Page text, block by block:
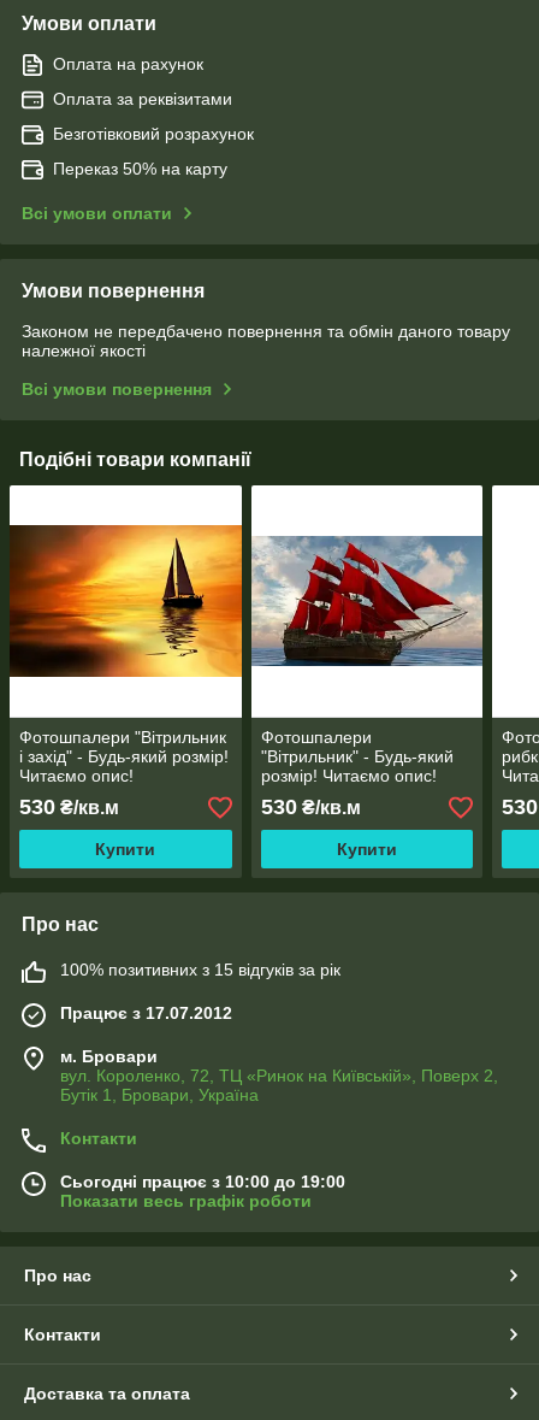
Умови оплати
Оплата на рахунок
Оплата за реквізитами
Безготівковий розрахунок
Переказ 50% на карту
Всі умови оплати
Умови повернення
Законом не передбачено повернення та обмін даного товару
належної якості
Всі умови повернення
Подібні товари компанії
Фотошпалери "Вітрильник
і захід" - Будь-який розмір!
Читаємо опис!
530 ₴/кв.м
Купити
Фотошпалери
"Вітрильник" - Будь-який
розмір! Читаємо опис!
530₴/кв.м
Купити
530
Про нас
100% позитивних з 15 відгуків за рік
Працює з 17.07.2012
м. Бровари
вул. Короленко, 72, ТЦ «Ринок на Київській», Поверх 2,
Бутік 1, Бровари, Україна
Контакти
Сьогодні працює з 10:00 до 19:00
Показати весь графік роботи
Про нас
Контакти
Доставка та оплата